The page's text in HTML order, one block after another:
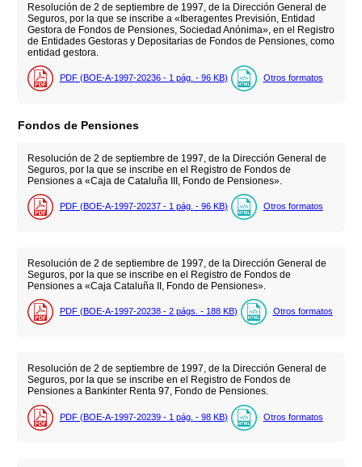
Resolución de 2 de septiembre de 1997, de la Dirección General de
Seguros, por la que se inscribe a «Iberagentes Previsión, Entidad
Gestora de Fondos de Pensiones, Sociedad Anónima», en el Registro
de Entidades Gestoras y Depositarias de Fondos de Pensiones, como
entidad gestora.
PDF (BOE-A-1997-20236 - 1 pág. - 96 KB) Otros formatos
Fondos de Pensiones
Resolución de 2 de septiembre de 1997, de la Dirección General de
Seguros, por la que se inscribe en el Registro de Fondos de
Pensiones a «Caja de Cataluña III, Fondo de Pensiones».
PDF (BOE-A-1997-20237 - 1 pág. - 96 KB) Otros formatos
Resolución de 2 de septiembre de 1997, de la Dirección General de
Seguros, por la que se inscribe en el Registro de Fondos de
Pensiones a «Caja Cataluña II, Fondo de Pensiones».
PDF (BOE-A-1997-20238 - 2 págs. - 188 KB) Otros formatos
Resolución de 2 de septiembre de 1997, de la Dirección General de
Seguros, por la que se inscribe en el Registro de Fondos de
Pensiones a Bankinter Renta 97, Fondo de Pensiones.
PDF (BOE-A-1997-20239 - 1 pág. - 98 KB) Otros formatos